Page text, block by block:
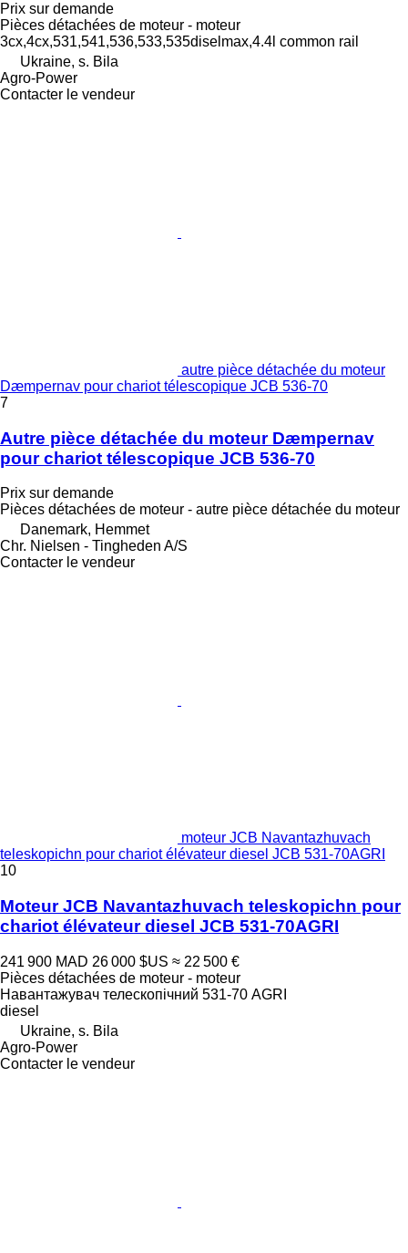
Prix sur demande
Pièces détachées de moteur - moteur
3cx,4cx,531,541,536,533,535diselmax,4.4l common rail
Ukraine, s. Bila
Agro-Power
Contacter le vendeur
autre pièce détachée du moteur
Dæmpernav pour chariot télescopique JCB 536-70
7
Autre pièce détachée du moteur Dæmpernav
pour chariot télescopique JCB 536-70
Prix sur demande
Pièces détachées de moteur - autre pièce détachée du moteur
Danemark, Hemmet
Chr. Nielsen - Tingheden A/S
Contacter le vendeur
moteur JCB Navantazhuvach
teleskopichn pour chariot élévateur diesel JCB 531-70AGRI
10
Moteur JCB Navantazhuvach teleskopichn pour
chariot élévateur diesel JCB 531-70AGRI
241 900 MAD 26 000 $US ≈ 22 500 €
Pièces détachées de moteur - moteur
Навантажувач телескопічний 531-70 AGRI
diesel
Ukraine, s. Bila
Agro-Power
Contacter le vendeur